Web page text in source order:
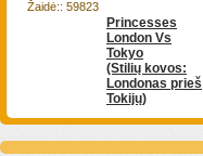
Princesses
London Vs
Tokyo
(Stilių kovos:
Londonas prieš
Tokijų)
Žaidė:: 59823